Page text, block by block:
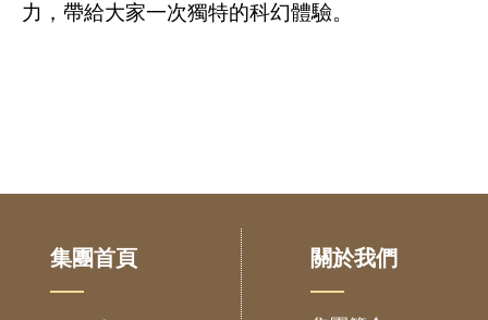
力，帶給大家一次獨特的科幻體驗。
集團首頁 關於我們